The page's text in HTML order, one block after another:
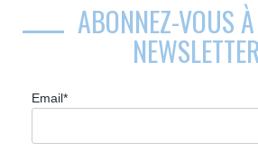
ABONNEZ-VOUS
Email*